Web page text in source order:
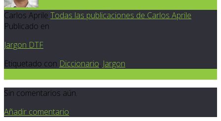
Carlos Aprile Todas las publicaciones de Carlos Aprile
Publicado en
Jargon DTF
Etiquetado con Diccionario, Jargon
Sin comentarios aún.
Añadir comentario